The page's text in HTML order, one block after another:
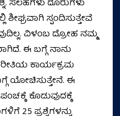
ಸಲಹೆಗಳು ದೂರುಗಳು
ಸ್ಪಂದಿಸುತ್ತೇವೆ
ವಿಳಂಬ ದ್ರೋಹ ನಮ್ಮ
ಈ ಬಗ್ಗೆ ನಾನು
ಕಾರ್ಯಕ್ರಮ
ಯೋಚಿಸುತ್ತೇನೆ. ಈ
ಕೊಡುವುದಕ್ಕೆ
25 ಪ್ರಶ್ನೆಗಳನ್ನು